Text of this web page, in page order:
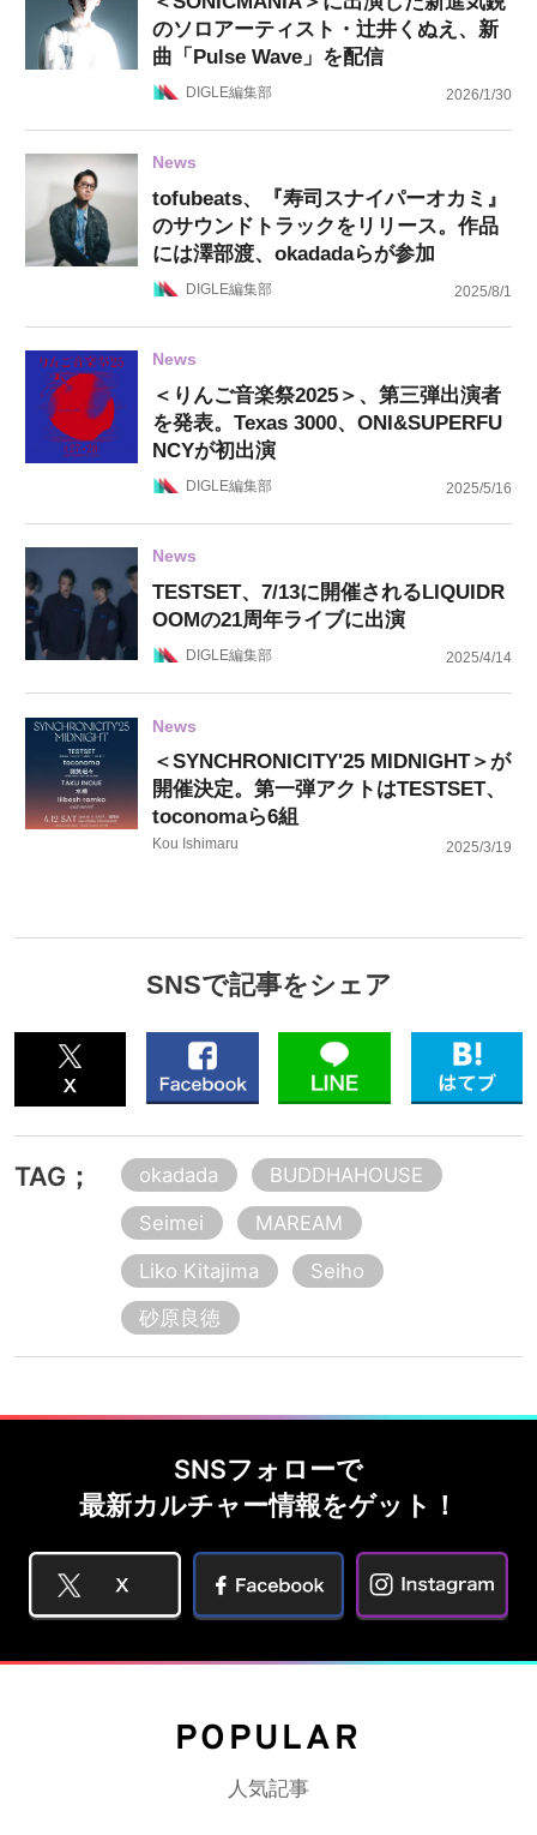
のソロアーティスト・辻井くぬえ、新
曲「Pulse Wave」を配信
DIGLE編集部 2026/1/30
News
tofubeats、『寿司スナイパーオカミ』
のサウンドトラックをリリース。作品
には澤部渡、okadadaらが参加
DIGLE編集部 2025/8/1
News
＜りんご音楽祭2025＞、第三弾出演者
を発表。Texas 3000、ONI&SUPERFU
NCYが初出演
DIGLE編集部 2025/5/16
News
TESTSET、7/13に開催されるLIQUIDR
OOMの21周年ライブに出演
DIGLE編集部 2025/4/14
News
＜SYNCHRONICITY'25 MIDNIGHT＞が
開催決定。第一弾アクトはTESTSET、
toconomaら6組
Kou Ishimaru 2025/3/19
SNSで記事をシェア
TAG； okadada
BUDDHAHOUSE
Seimei
MAREAM
Liko Kitajima
Seiho
砂原良徳
SNSフォローで
最新カルチャー情報をゲット！
POPULAR
人気記事